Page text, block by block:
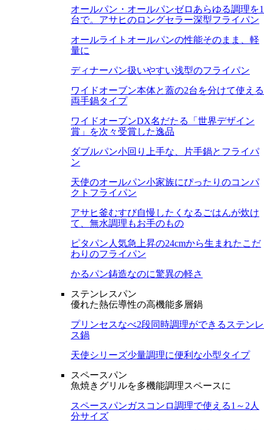
オールパン・オールパンゼロ あらゆる調理を1
台で。アサヒのロングセラー深型フライパン
オールライト オールパンの性能そのまま、軽
量に
ディナーパン扱いやすい浅型のフライパン
ワイドオーブン本体と蓋の2台を分けて使える
両手鍋タイプ
ワイドオーブンDX名だたる「世界デザイン
賞」を次々受賞した逸品
ダブルパン小回り上手な、片手鍋とフライパ
ン
天使のオールパン小家族にぴったりのコンパ
クトフライパン
アサヒ釜むすび自慢したくなるごはんが炊け
て、無水調理もお手のもの
ピタパン 人気急上昇の24cmから生まれたこだ
わりのフライパン
かるパン鋳造なのに驚異の軽さ
ステンレスパン
優れた熱伝導性の高機能多層鍋
プリンセスなべ2段同時調理ができるステンレ
ス鍋
天使シリーズ少量調理に便利な小型タイプ
スペースパン
魚焼きグリルを多機能調理スペースに
スペースパンガスコンロ調理で使える1～2人
分サイズ